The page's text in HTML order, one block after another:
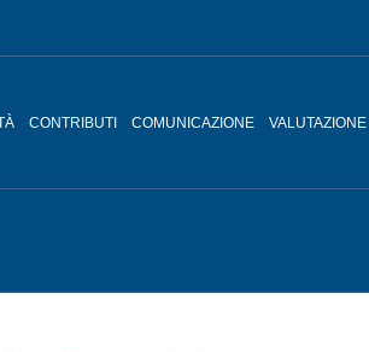
CONTRIBUTI COMUNICAZIONE VALUTAZIONE